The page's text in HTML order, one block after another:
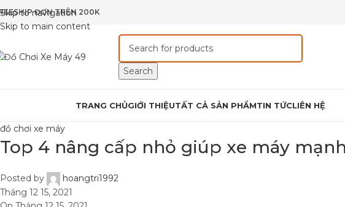
Skip to navigation
Skip to main content
ĐƠN TRÊN 200K
Search
TRANG CHỦGIỚI THIỆUTẤT CẢ SẢN PHẨMTIN TỨCLIÊN HỆ
đồ chơi xe máy
Top 4 nâng cấp nhỏ giúp xe máy
Posted by
hoangtri1992
Tháng 12 15, 2021